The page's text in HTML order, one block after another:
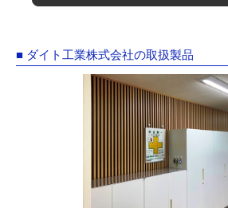
■ ダイト工業株式会社の取扱製品